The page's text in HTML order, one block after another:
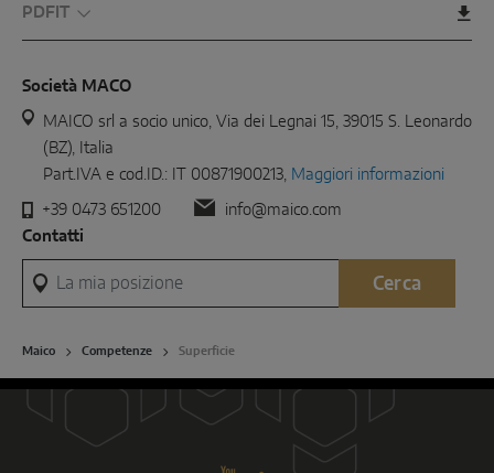
PDF
Società MACO
MAICO srl a socio unico, Via dei Legnai 15, 39015 S. Leonardo
(BZ), Italia
Part.IVA e cod.ID.: IT 00871900213, Maggiori informazioni
+39 0473 651200
info@maico.com
Contatti
La mia posizione
Cerca
Maico Competenze Superficie